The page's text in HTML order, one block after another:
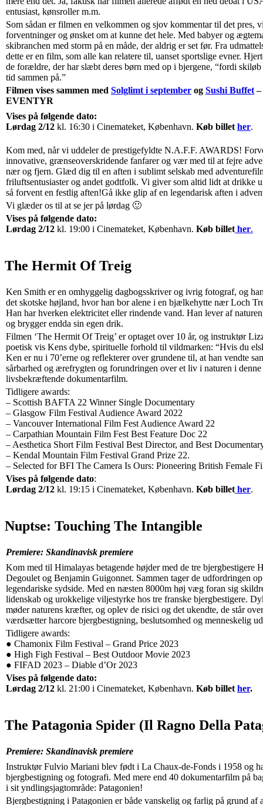
entusiast, kønsroller m.m.
Som sådan er filmen en velkommen og sjov kommentar til det pres,
forventninger og ønsket om at kunne det hele. Med babyer og
skibranchen med storm på en måde, der aldrig er set før. Fra
dette er en film, som alle kan relatere til, uanset sportslige evner.
de forældre, der har slæbt deres børn med op i bjergene, “fordi
tid sammen på.”
Filmen vises sammen med Solglimt i september og Sushi Buffet–
EVENTYR
Vises på følgende dato:
Lørdag 2/12 kl. 16:30 i Cinemateket, København. Køb billet her.
Kom med, når vi uddeler de prestigefyldte N.A.F.F. AWARDS!
innovative, grænseoverskridende fanfarer og vær med til at fejre
nær og fjern. Glæd dig til en aften i sublimt selskab med
friluftsentusiaster og andet godtfolk. Vi giver som altid lidt at drikke
så forvent en festlig aften!Gå ikke glip af en legendarisk aften i
Vi glæder os til at se jer på lørdag 🙂
Vises på følgende dato:
Lørdag 2/12 kl. 19:00 i Cinemateket, København. Køb billet her.
The Hermit Of Treig
Ken Smith er en omhyggelig dagbogsskriver og ivrig fotograf, og
det skotske højland, hvor han bor alene i en bjælkehytte nær Loch
Han har hverken elektricitet eller rindende vand. Han lever af
og brygger endda sin egen drik.
Filmen ‘The Hermit Of Treig’ er optaget over 10 år, og instruktør
poetisk vis Kens dybe, spirituelle forhold til vildmarken: “Hvis du
Ken er nu i 70’erne og reflekterer over grundene til, at han vendte
sårbarhed og ærefrygten og forundringen over et liv i naturen i
livsbekræftende dokumentarfilm.
Tidligere awards:
– Scottish BAFTA 22 Winner Single Documentary
– Glasgow Film Festival Audience Award 2022
– Vancouver International Film Fest Audience Award 22
– Carpathian Mountain Film Fest Best Feature Doc 22
– Aesthetica Short Film Festival Best Director, and Best
– Kendal Mountain Film Festival Grand Prize 22.
– Selected for BFI The Camera Is Ours: Pioneering British Female
Vises på følgende dato:
Lørdag 2/12 kl. 19:15 i Cinemateket, København. Køb billet her.
Nuptse: Touching The Intangible
Premiere: Skandinavisk premiere
Kom med til Himalayas betagende højder med de tre bjergbestigere
Degoulet og Benjamin Guigonnet. Sammen tager de udfordringen
legendariske sydside. Med en næsten 8000m høj væg foran sig
lidenskab og urokkelige viljestyrke hos tre franske bjergbestigere.
møder naturens kræfter, og oplev de risici og det ukendte, de står
værdsætter harcore bjergbestigning, beslutsomhed og menneskelig
Tidligere awards:
● Chamonix Film Festival – Grand Price 2023
● High Figh Festival – Best Outdoor Movie 2023
● FIFAD 2023 – Diable d’Or 2023
Vises på følgende dato:
Lørdag 2/12 kl. 21:00 i Cinemateket, København. Køb billet her.
The Patagonia Spider (Il Ragno Della
Premiere: Skandinavisk premiere
Instruktør Fulvio Mariani blev født i La Chaux-de-Fonds i 1958 og
bjergbestigning og fotografi. Med mere end 40 dokumentarfilm på
i sit yndlingsjagtområde: Patagonien!
Bjergbestigning i Patagonien er både vanskelig og farlig på grund af